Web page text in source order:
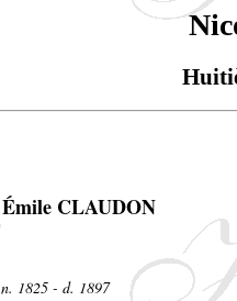
CLAUDON
n. 1825 - d. 1897